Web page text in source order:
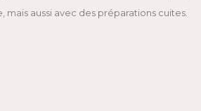
aussi avec des préparations cuites.